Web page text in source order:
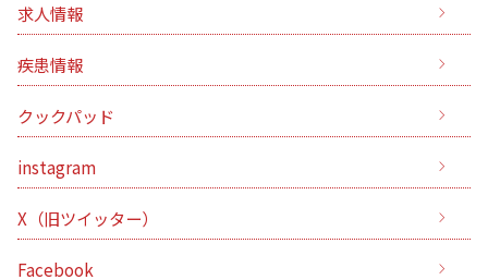
求人情報
疾患情報
クックパッド
instagram
X（旧ツイッター）
Facebook